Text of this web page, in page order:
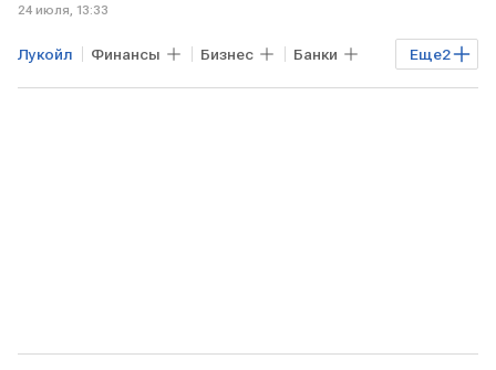
Инарктика
24 июля, 13:33
Еще2
Лукойл Финансы Бизнес Банки
Газпром Газпром нефть